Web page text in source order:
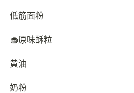
低筋面粉
🧁原味酥粒
黄油
奶粉